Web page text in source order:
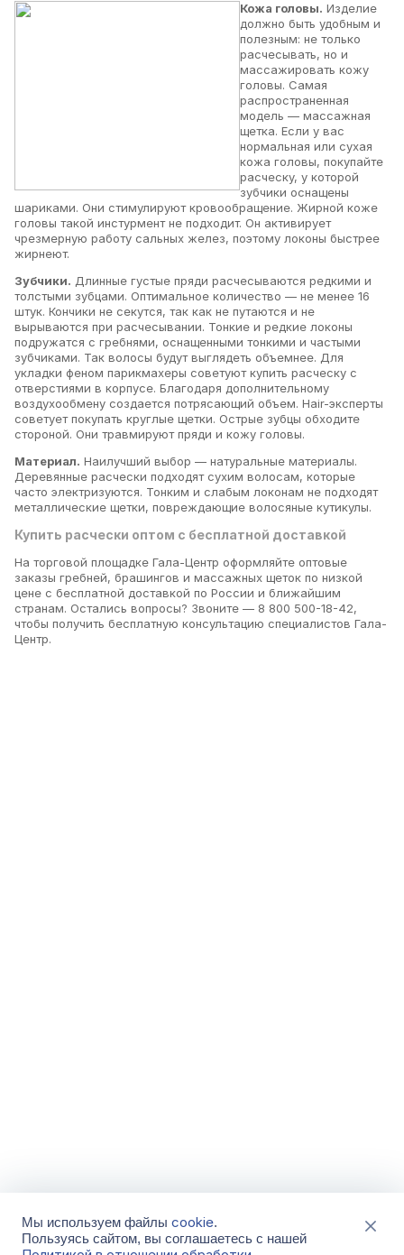
Кожа головы. Изделие
должно быть удобным и
полезным: не только
расчесывать, но и
массажировать кожу
головы. Самая
распространенная
модель — массажная
щетка. Если у вас
нормальная или сухая
кожа головы, покупайте
расческу, у которой
зубчики оснащены
шариками. Они стимулируют кровообращение. Жирной коже
головы такой инстурмент не подходит. Он активирует
чрезмерную работу сальных желез, поэтому локоны быстрее
жирнеют.
Зубчики. Длинные густые пряди расчесываются редкими и
толстыми зубцами. Оптимальное количество — не менее 16
штук. Кончики не секутся, так как не путаются и не
вырываются при расчесывании. Тонкие и редкие локоны
подружатся с гребнями, оснащенными тонкими и частыми
зубчиками. Так волосы будут выглядеть объемнее. Для
укладки феном парикмахеры советуют купить расческу с
отверстиями в корпусе. Благодаря дополнительному
воздухообмену создается потрясающий объем. Hair-эксперты
советует покупать круглые щетки. Острые зубцы обходите
стороной. Они травмируют пряди и кожу головы.
Материал. Наилучший выбор — натуральные материалы.
Деревянные расчески подходят сухим волосам, которые
часто электризуются. Тонким и слабым локонам не подходят
металлические щетки, повреждающие волосяные кутикулы.
Купить расчески оптом с бесплатной доставкой
На торговой площадке Гала-Центр оформляйте оптовые
заказы гребней, брашингов и массажных щеток по низкой
цене с бесплатной доставкой по России и ближайшим
странам. Остались вопросы? Звоните — 8 800 500-18-42,
чтобы получить бесплатную консультацию специалистов Гала-
Центр.
Мы используем файлы cookie.
Пользуясь сайтом, вы соглашаетесь с нашей